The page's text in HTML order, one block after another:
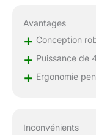
Avantages
+ Conception
+ Puissance de
+ Ergonomie
Inconvénients